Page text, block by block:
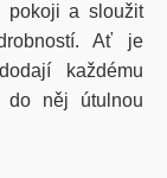
pokoji a sloužit
Ať je
každému
do něj útulnou